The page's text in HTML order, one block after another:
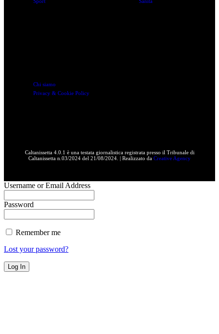
Chi siamo
Privacy & Cookie Policy
Caltanissetta 4.0.1 è una testata giornalistica registrata presso il Tribunale di
Caltanissetta n.03/2024 del 21/08/2024. | Realizzato da Creative Agency
Username or Email Address
Password
Remember me
Lost your password?